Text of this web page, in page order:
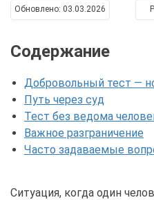
Обновлено: 03.03.2026
Содержание
Добровольный тест —
Путь через суд
Тест без ведома
Важное разграничение
Часто задаваемые
Ситуация, когда один